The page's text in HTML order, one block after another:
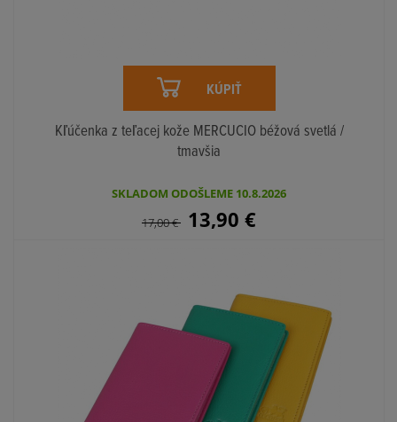
KÚPIŤ
Kľúčenka z teľacej kože MERCUCIO béžová svetlá /
tmavšia
SKLADOM ODOŠLEME 10.8.2026
17,00€ 13,90 €